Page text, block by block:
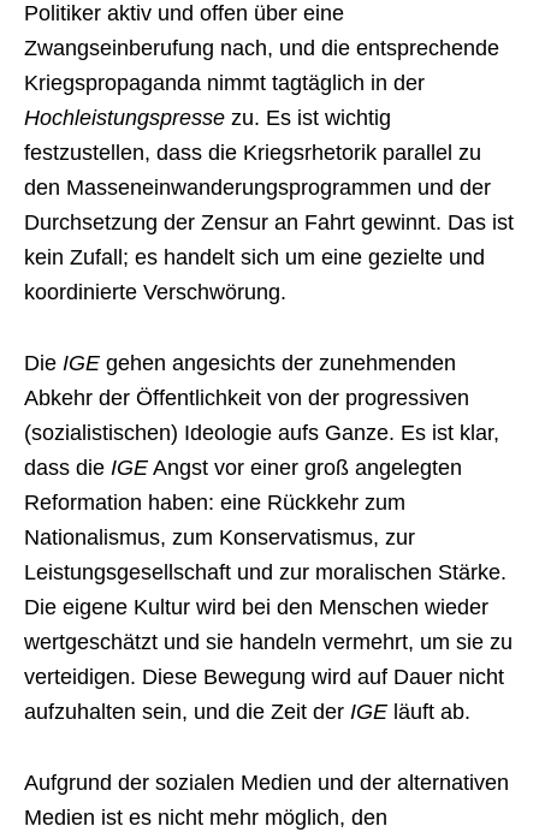
Politiker aktiv und offen über eine
Zwangseinberufung nach, und die entsprechende
Kriegspropaganda nimmt tagtäglich in der
Hochleistungspresse zu. Es ist wichtig
festzustellen, dass die Kriegsrhetorik parallel zu
den Masseneinwanderungsprogrammen und der
Durchsetzung der Zensur an Fahrt gewinnt. Das ist
kein Zufall; es handelt sich um eine gezielte und
koordinierte Verschwörung.
Die IGE gehen angesichts der zunehmenden
Abkehr der Öffentlichkeit von der progressiven
(sozialistischen) Ideologie aufs Ganze. Es ist klar,
dass die IGE Angst vor einer groß angelegten
Reformation haben: eine Rückkehr zum
Nationalismus, zum Konservatismus, zur
Leistungsgesellschaft und zur moralischen Stärke.
Die eigene Kultur wird bei den Menschen wieder
wertgeschätzt und sie handeln vermehrt, um sie zu
verteidigen. Diese Bewegung wird auf Dauer nicht
aufzuhalten sein, und die Zeit der IGE läuft ab.
Aufgrund der sozialen Medien und der alternativen
Medien ist es nicht mehr möglich, den